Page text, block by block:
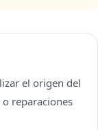
el origen del
reparaciones